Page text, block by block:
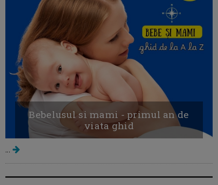
Bebelusul si mami - primul an de
viata ghid
...